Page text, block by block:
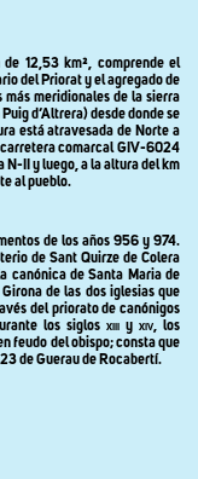
de 12,53 km², comprende el
del Priorat y el agregado de
meridionales de la sierra
d’Altrera) desde donde se
está atravesada de Norte a
carretera comarcal GIV-6024
N-II y luego, a la altura del km
al pueblo.
de los años 956 y 974.
de Sant Quirze de Colera
canónica de Santa Maria de
de las dos iglesias que
del priorato de canónigos
los siglosxiii yxiv, los
feudo del obispo; consta que
de Guerau de Rocabertí.